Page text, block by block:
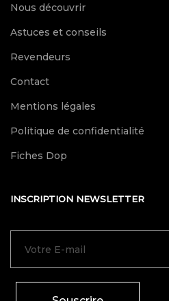
Nous découvrir
Astuces et conseils
Revendeurs
Contact
Mentions légales
Politique de confidentialité
Fiches Dop
INSCRIPTION NEWSLETTER